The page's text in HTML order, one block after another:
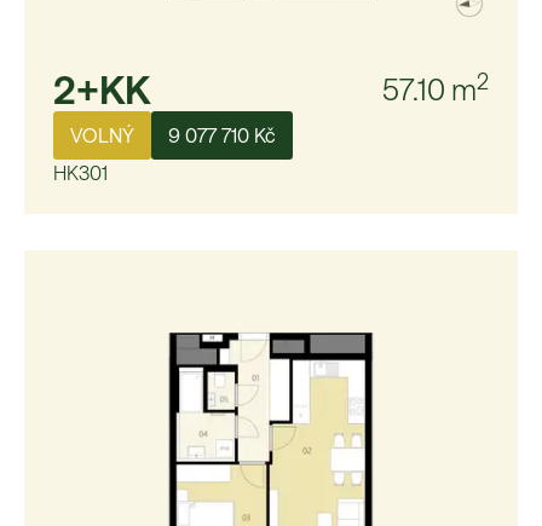
2+KK 57.10 m2
VOLNÝ
9 077 710 Kč
HK301